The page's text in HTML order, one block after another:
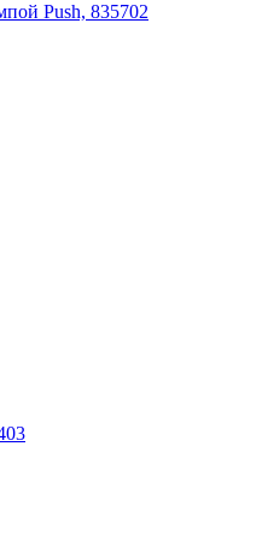
Push, 835702